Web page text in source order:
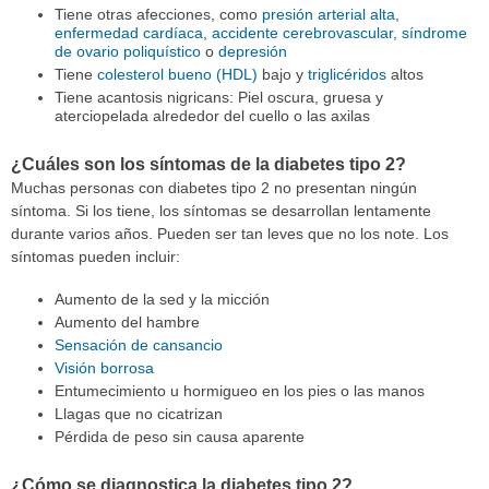
Tiene otras afecciones, como presión arterial alta
enfermedad cardíaca accidente cerebrovascular, síndrome
de ovario poliquísticoo depresión
Tiene colesterol bueno (HDL) bajo y triglicéridosaltos
Tiene acantosis nigricans: Piel oscura, gruesa y
aterciopelada alrededor del cuello o las axilas
¿Cuáles son los síntomas de la diabetes tipo 2?
Muchas personas con diabetes tipo 2 no presentan ningún
síntoma. Si los tiene, los síntomas se desarrollan lentamente
durante varios años. Pueden ser tan leves que no los note. Los
síntomas pueden incluir:
Aumento de la sed y la micción
Aumento del hambre
Sensación de cansancio
Visión borrosa
Entumecimiento u hormigueo en los pies o las manos
Llagas que no cicatrizan
Pérdida de peso sin causa aparente